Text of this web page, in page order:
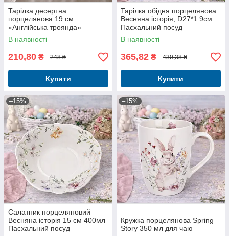
Тарілка десертна
порцелянова 19 см
«Англійська троянда»
В наявності
210,80 ₴ 248 ₴
Купити
Тарілка обідня порцелянова
Весняна історія, D27*1.9см
Пасхальний посуд
В наявності
365,82 ₴ 430,38 ₴
Купити
–15%
Салатник порцеляновий
Весняна історія 15 см 400мл
Пасхальний посуд
–15%
Кружка порцелянова Spring
Story 350 мл для чаю